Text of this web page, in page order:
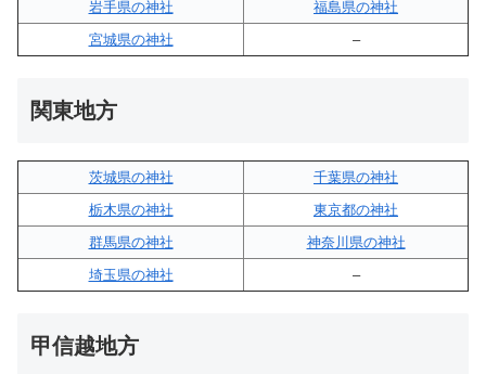
岩手県の神社
福島県の神社
宮城県の神社
–
関東地方
茨城県の神社
千葉県の神社
栃木県の神社
東京都の神社
群馬県の神社
神奈川県の神社
埼玉県の神社
–
甲信越地方